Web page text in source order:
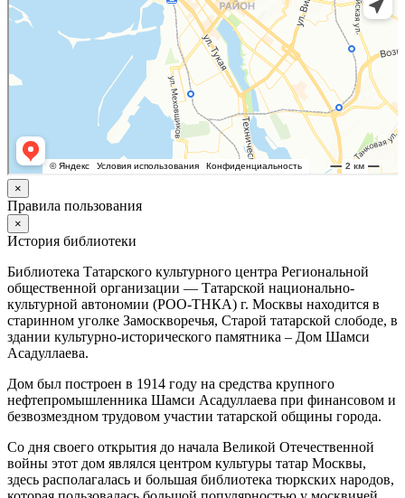
×
Правила пользования
×
История библиотеки
Библиотека Татарского культурного центра Региональной
общественной организации — Татарской национально-
культурной автономии (РОО-ТНКА) г. Москвы находится в
старинном уголке Замоскворечья, Старой татарской слободе, в
здании культурно-исторического памятника – Дом Шамси
Асадуллаева.
Дом был построен в 1914 году на средства крупного
нефтепромышленника Шамси Асадуллаева при финансовом и
безвозмездном трудовом участии татарской общины города.
Со дня своего открытия до начала Великой Отечественной
войны этот дом являлся центром культуры татар Москвы,
здесь располагалась и большая библиотека тюркских народов,